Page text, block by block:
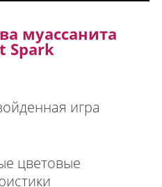
муассанита
Spark
игра
цветовые